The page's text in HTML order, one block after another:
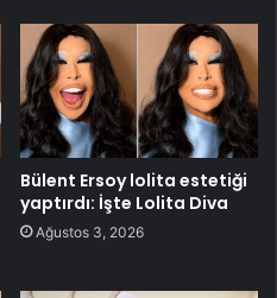
Bülent Ersoy lolita estetiği
yaptırdı: İşte Lolita Diva
Ağustos 3, 2026